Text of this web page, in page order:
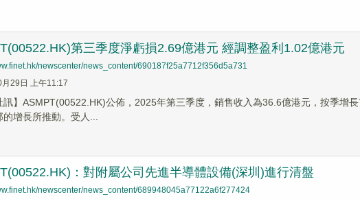
第三季度淨虧損2.69億港元 經調整盈利1.02億港元
newscenter/news_content/690187f25a7712f356d5a731
29日 上午11:17
訊】ASMPT(00522.HK)公佈，2025年第三季度，銷售收入為36.6億港元，按季增
增長所推動。受人...
：對附屬公司先進半導體設備(深圳)進行清盤
newscenter/news_content/689948045a77122a6f277424